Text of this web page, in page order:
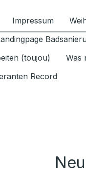
für
Impressum
(toujou) Was
Record